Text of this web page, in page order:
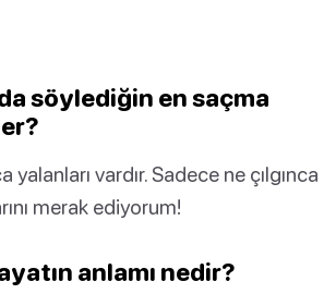
söylediğin en saçma
yalanları vardır. Sadece ne çılgınca
merak ediyorum!
anlamı nedir?